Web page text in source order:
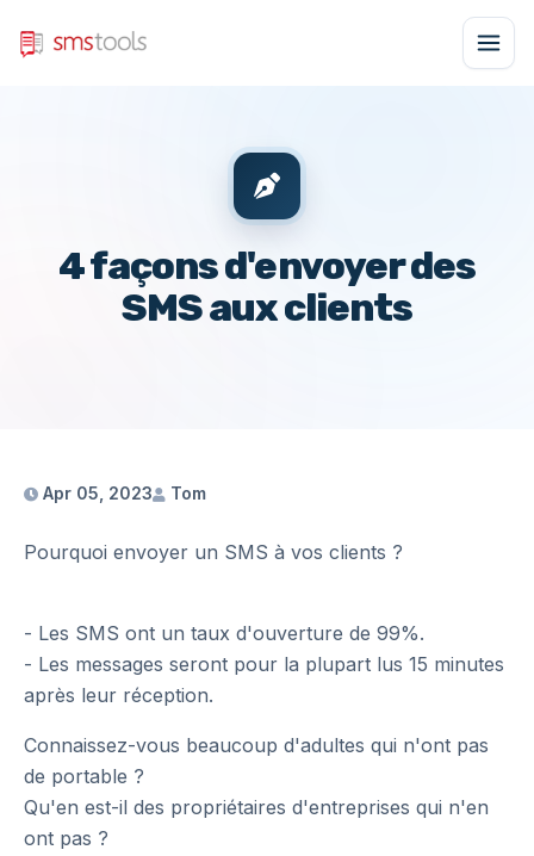
4 façons d'envoyer des
SMS aux clients
Apr 05, 2023 Tom
Pourquoi envoyer un SMS à vos clients ?
- Les SMS ont un taux d'ouverture de 99%.
- Les messages seront pour la plupart lus 15 minutes
après leur réception.
Connaissez-vous beaucoup d'adultes qui n'ont pas
de portable ?
Qu'en est-il des propriétaires d'entreprises qui n'en
ont pas ?